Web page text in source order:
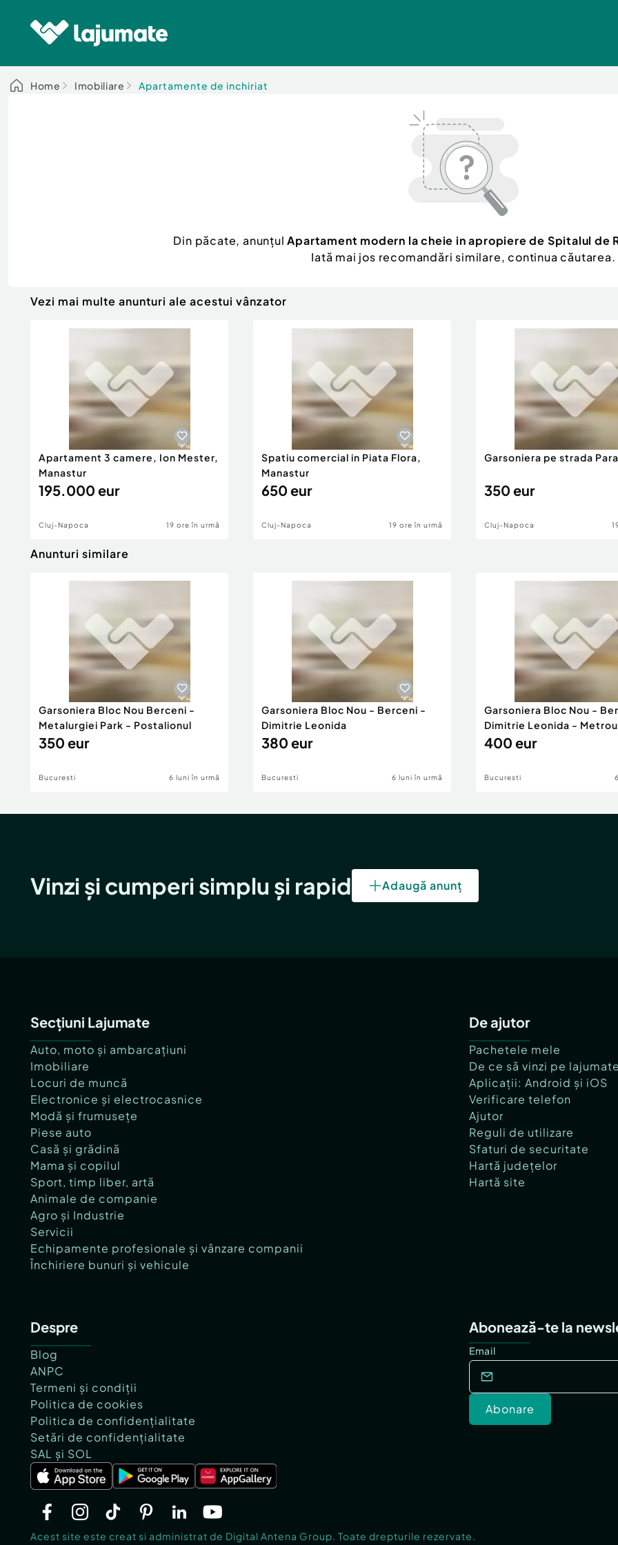
Home Imobiliare Apartamente de inchiriat
Din păcate, anunțulApartament modern la cheie in apropiere de Spitalul de
Iată mai jos recomandări similare, continua căutarea.
Vezi mai multe anunturi ale acestui vânzator
Apartament 3 camere, Ion Mester,
Manastur
195.000 eur
Cluj-Napoca 19 ore în urmă
Spatiu comercial in Piata Flora,
Manastur
650 eur
Cluj-Napoca 19 ore în urmă
Garsoniera pe strada
350 eur
Cluj-Napoca
Anunturi similare
Garsoniera Bloc Nou Berceni -
Metalurgiei Park - Postalionul
350 eur
Bucuresti 6 luni în urmă
Garsoniera Bloc Nou - Berceni -
Dimitrie Leonida
380 eur
Bucuresti 6 luni în urmă
Garsoniera Bloc Nou -
Dimitrie Leonida -
400 eur
Bucuresti
Vinzi și cumperi simplu și rapid Adaugă anunț
Secțiuni Lajumate
Auto, moto și ambarcațiuni
Imobiliare
Locuri de muncă
Electronice și electrocasnice
Modă și frumusețe
Piese auto
Casă și grădină
Mama și copilul
Sport, timp liber, artă
Animale de companie
Agro și Industrie
Servicii
Echipamente profesionale și vânzare companii
Închiriere bunuri și vehicule
De ajutor
Pachetele mele
De ce să vinzi pe
Aplicații: Android și iOS
Verificare telefon
Ajutor
Reguli de utilizare
Sfaturi de securitate
Hartă județelor
Hartă site
Despre
Blog
ANPC
Termeni și condiții
Politica de cookies
Politica de confidențialitate
Setări de confidențialitate
SAL și SOL
Abonează-te la
Email
Abonare
Acest site este creat si administrat de Digital Antena Group. Toate drepturile rezervate.